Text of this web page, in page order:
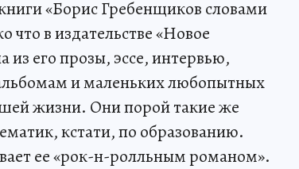
«Борис Гребенщиков словами
в издательстве «Новое
из его прозы, эссе, интервью,
и маленьких любопытных
жизни. Они порой такие же
кстати, по образованию.
ее «рок-н-ролльным романом».